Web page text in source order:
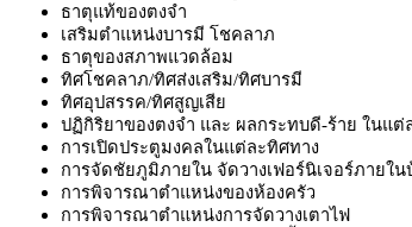
ธาตุแท้ของตงจำ
เสริมตำแหน่งบารมี โชคลาภ
ธาตุของสภาพแวดล้อม
ทิศโชคลาภ/ทิศส่งเสริม/ทิศบารมี
ทิศอุปสรรค/ทิศสูญเสีย
ปฏิกิริยาของตงจำ และ ผลกระทบดี-ร้าย ใน
การเปิดประตูมงคลในแต่ละทิศทาง
การจัดชัยภูมิภายใน จัดวางเฟอร์นิเจอร์ภายใน
การพิจารณาตำแหน่งของห้องครัว
การพิจารณาตำแหน่งการจัดวางเตาไฟ